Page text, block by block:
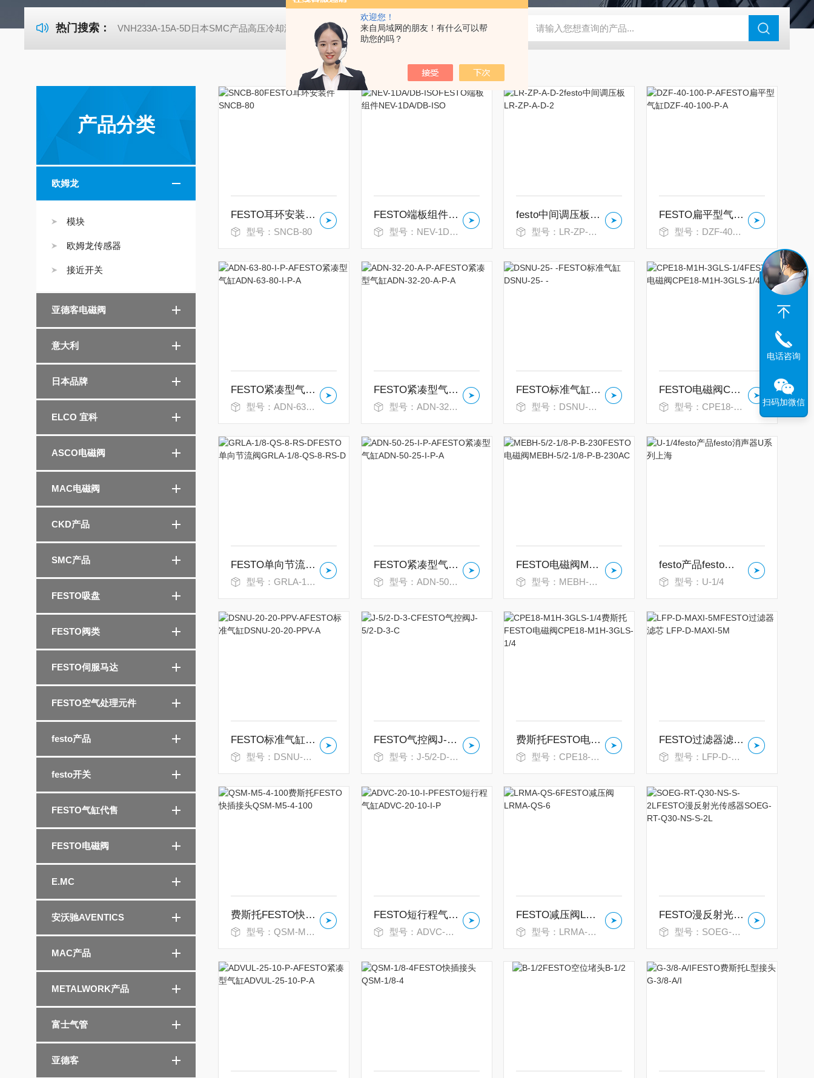
欢迎您！
来自局域网的朋友！有什么可以帮
助您的吗？
热门搜索： VNH233A-15A-5D日本SMC产品高压冷却液用阀 MVSD-180-4E1-AC220V代理金器Mindman电磁阀MVSD-180-4E1-AC220V 麦特沃克
产品分类
欧姆龙
模块
欧姆龙传感器
接近开关
亚德客电磁阀
意大利
日本品牌
ELCO 宜科
ASCO电磁阀
MAC电磁阀
CKD产品
SMC产品
FESTO吸盘
FESTO阀类
FESTO伺服马达
FESTO空气处理元件
festo产品
festo开关
FESTO气缸代售
FESTO电磁阀
E.MC
安沃驰AVENTICS
MAC产品
METALWORK产品
富士气管
亚德客
FESTO耳环安装件SNCB-80
型号：SNCB-80
FESTO端板组件NEV-1DA/DB-ISO
型号：NEV-1DA/DB-ISO
festo中间调压板LR-ZP-A-D-2
型号：LR-ZP-A-D-2
FESTO扁平型气缸DZF-40-100-P-A
型号：DZF-40-100-P-A
FESTO紧凑型气缸ADN-63-80-I-P-A
型号：ADN-63-80-I-P-A
FESTO紧凑型气缸ADN-32-20-A-P-A
型号：ADN-32-20-A-P-A
FESTO标准气缸DSNU-25- -
型号：DSNU-25- -
FESTO电磁阀CPE18-M1H-3GLS-1/4
型号：CPE18-M1H-3GLS-1/4
FESTO单向节流阀GRLA-1/8-QS-8-RS-D
型号：GRLA-1/8-QS-8-RS-D
FESTO紧凑型气缸ADN-50-25-I-P-A
型号：ADN-50-25-I-P-A
FESTO电磁阀MEBH-5/2-1/8-P-B-230AC
型号：MEBH-5/2-1/8-P-B-230
festo产品festo消声器U系列上海
型号：U-1/4
FESTO标准气缸DSNU-20-20-PPV-A
型号：DSNU-20-20-PPV-A
FESTO气控阀J-5/2-D-3-C
型号：J-5/2-D-3-C
费斯托FESTO电磁阀CPE18-M1H-3GLS-1/4
型号：CPE18-M1H-3GLS-1/4
FESTO过滤器滤芯 LFP-D-MAXI-5M
型号：LFP-D-MAXI-5M
费斯托FESTO快插接头QSM-M5-4-100
型号：QSM-M5-4-100
FESTO短行程气缸ADVC-20-10-I-P
型号：ADVC-20-10-I-P
FESTO减压阀LRMA-QS-6
型号：LRMA-QS-6
FESTO漫反射光传感器SOEG-RT-Q30-NS-S-2L
型号：SOEG-RT-Q30-NS-S-2L
电话咨询
扫码加微信